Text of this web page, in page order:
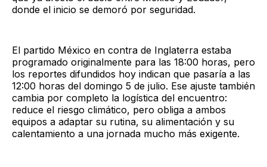
donde el inicio se demoró por seguridad.
El partido México en contra de Inglaterra estaba
programado originalmente para las 18:00 horas, pero
los reportes difundidos hoy indican que pasaría a las
12:00 horas del domingo 5 de julio. Ese ajuste también
cambia por completo la logística del encuentro:
reduce el riesgo climático, pero obliga a ambos
equipos a adaptar su rutina, su alimentación y su
calentamiento a una jornada mucho más exigente.